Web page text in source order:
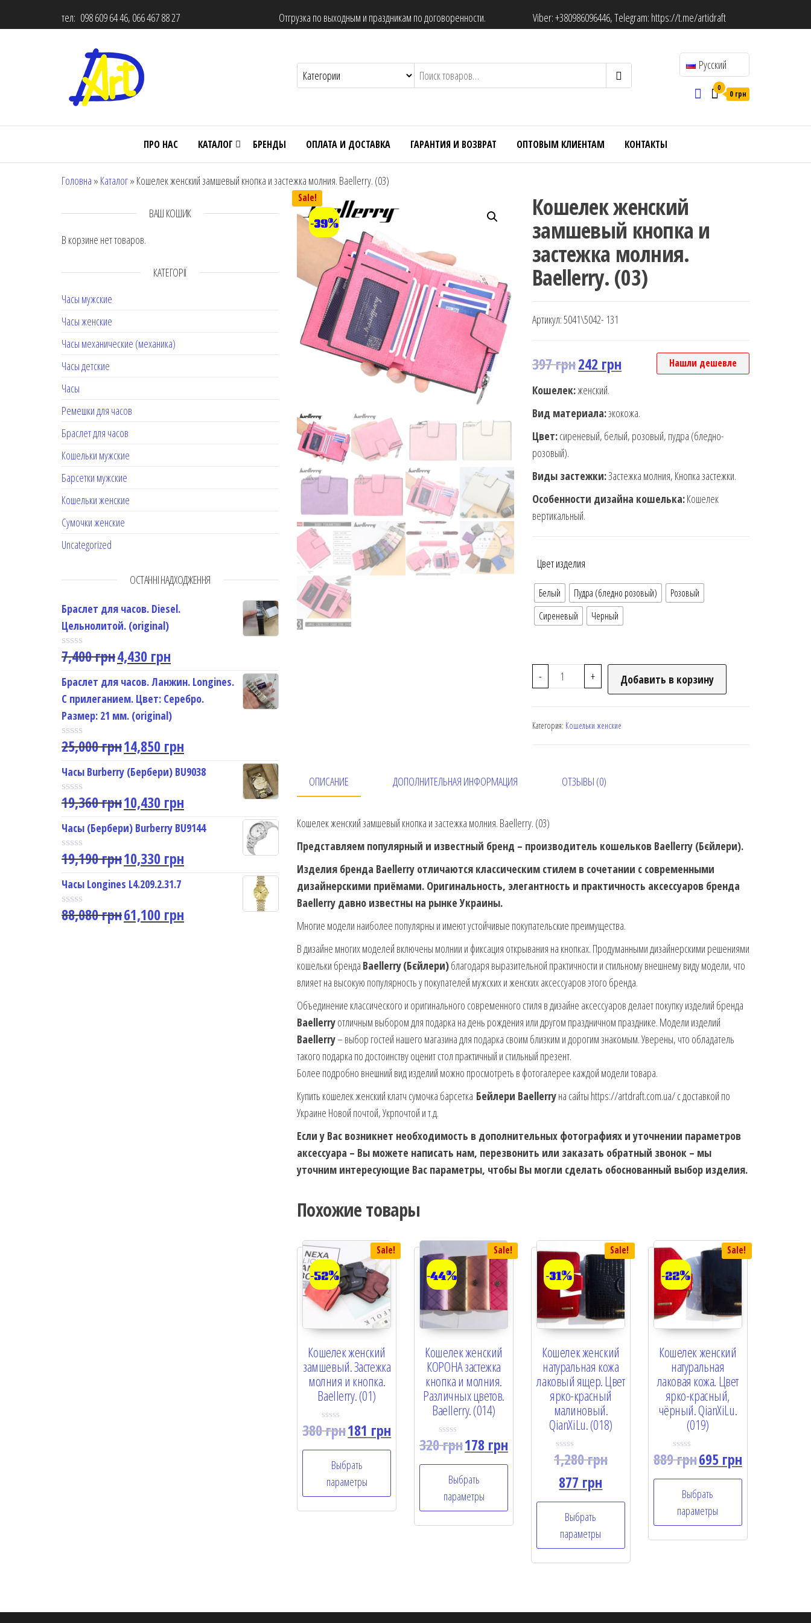
тел: 098 609 64 46, 066 467 88 27 Отгрузка по выходным и праздникам по договоренности. Viber:+380986096446, Telegram: https://t.me/artidraft
Русский
0
0 грн
ПРО НАС КАТАЛОГ БРЕНДЫ ОПЛАТА И ДОСТАВКА ГАРАНТИЯ И ВОЗВРАТ ОПТОВЫМ КЛИЕНТАМ КОНТАКТЫ
Головна » Каталог» Кошелек женский замшевый кнопка и застежка молния. Baellerry. (03)
ВАШ КОШИК
В корзине нет товаров.
КАТЕГОРІЇ
Часы мужские
Часы женские
Часы механические (механика)
Часы детские
Часы
Ремешки для часов
Браслет для часов
Кошельки мужские
Барсетки мужские
Кошельки женские
Сумочки женские
Uncategorized
ОСТАННІ НАДХОДЖЕННЯ
Браслет для часов. Diesel.
Цельнолитой. (original)
R
t
e
d
0
o
u
t
o
5
7,400грн4,430 грн
Браслет для часов. Ланжин. Longines.
С прилеганием. Цвет: Серебро.
Размер: 21 мм. (original)
R
t
e
d
0
o
u
t
o
f
5
25,000грн14,850 грн
Часы Burberry (Бербери) BU9038
R
t
e
d
0
o
u
t
o
f
5
19,360грн10,430 грн
Часы (Бербери) Burberry BU9144
R
t
e
d
0
o
19,190грн10,330 грн
Часы Longines L4.209.2.31.7
R
88,080грн61,100 грн
Sale!
-39%
Кошелек женский
замшевый кнопка и
застежка молния.
Baellerry. (03)
Артикул:5041\5042- 131
397грн242 грн Нашли дешевле
Кошелек:женский.
Вид материала:экокожа.
Цвет:сиреневый, белый, розовый, пудра (бледно-
розовый).
Виды застежки:Застежка молния, Кнопка застежки.
Особенности дизайна кошелька:Кошелек
вертикальный.
Цвет изделия
Белый Пудра (бледно розовый)
Розовый
Сиреневый
Черный
- + Добавить в корзину
Категория: Кошельки женские
ОПИСАНИЕ ДОПОЛНИТЕЛЬНАЯ ИНФОРМАЦИЯ ОТЗЫВЫ (0)
Кошелек женский замшевый кнопка и застежка молния. Baellerry. (03)
Представляем популярный и известный бренд – производитель кошельков Baellerry (Бєйлери).
Изделия бренда Baellerry отличаются классическим стилем в сочетании с современными
дизайнерскими приёмами. Оригинальность, элегантность и практичность аксессуаров бренда
Baellerry давно известны на рынке Украины.
Многие модели наиболее популярны и имеют устойчивые покупательские преимущества.
В дизайне многих моделей включены молнии и фиксация открывания на кнопках. Продуманными дизайнерскими решениями
кошельки бренда Baellerry(Бєйлери)благодаря выразительной практичности и стильному внешнему виду модели, что
влияет на высокую популярность у покупателей мужских и женских аксессуаров этого бренда.
Объединение классического и оригинального современного стиля в дизайне аксессуаров делает покупку изделий бренда
Baellerryотличным выбором для подарка на день рождения или другом праздничном празднике. Модели изделий
Baellerry– выбор гостей нашего магазина для подарка своим близким и дорогим знакомым. Уверены, что обладатель
такого подарка по достоинству оценит стол практичный и стильный презент.
Более подробно внешний вид изделий можно просмотреть в фотогалерее каждой модели товара.
Купить кошелек женский клатч сумочка барсетка Бейлери Baellerryна сайты https://artdraft.com.ua/ с доставкой по
Украине Новой почтой, Укрпочтой и т.д.
Если у Вас возникнет необходимость в дополнительных фотографиях и уточнении параметров
аксессуара – Вы можете написать нам, перезвонить или заказать обратный звонок – мы
уточним интересующие Вас параметры, чтобы Вы могли сделать обоснованный выбор изделия.
Похожие товары
Sale!
-52%
Кошелек женский
замшевый. Застежка
молния и кнопка.
Baellerry. (01)
R
o
380грн181 грн
Выбрать
параметры
Sale!
-44%
Кошелек женский
КОРОНА застежка
кнопка и молния.
Различных цветов.
Baellerry. (014)
R
a
o
320грн178 грн
Выбрать
параметры
Sale!
-31%
Кошелек женский
натуральная кожа
лаковый ящер. Цвет
ярко-красный
малиновый.
QianXiLu. (018)
R
a
e
d
0
f
1,280грн
877 грн
Выбрать
параметры
Sale!
-22%
Кошелек женский
натуральная
лаковая кожа. Цвет
ярко-красный,
чёрный. QianXiLu.
(019)
R
o
889грн695грн
Выбрать
параметры